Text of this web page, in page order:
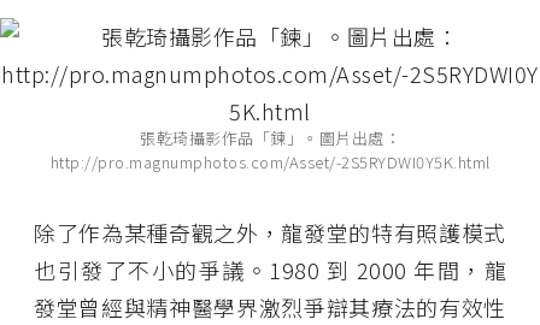
張乾琦攝影作品「鍊」。圖片出處：
http://pro.magnumphotos.com/Asset/-2S5RYDWI0Y5K.html
除了作為某種奇觀之外，龍發堂的特有照護模式
也引發了不小的爭議。1980 到 2000 年間，龍
發堂曾經與精神醫學界激烈爭辯其療法的有效性